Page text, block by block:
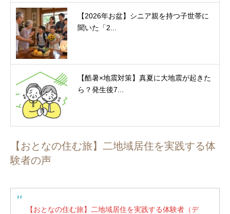
【2026年お盆】シニア親を持つ子世帯に
聞いた「2...
【酷暑×地震対策】真夏に大地震が起きた
ら？発生後7...
【おとなの住む旅】二地域居住を実践する体
験者の声
【おとなの住む旅】二地域居住を実践する体験者（デ